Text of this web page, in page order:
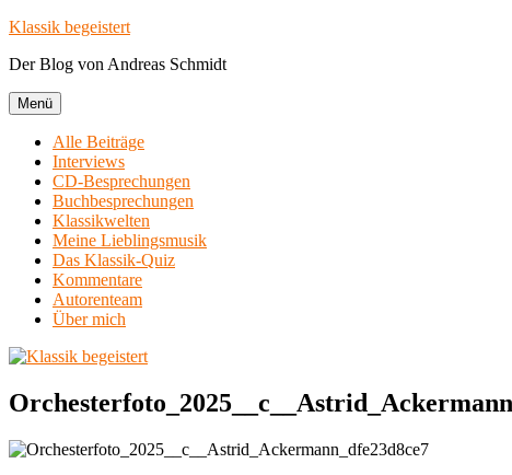
Zum
springen
Klassik begeistert
Der Blog von Andreas Schmidt
Menü
Alle Beiträge
Interviews
CD-Besprechungen
Buchbesprechungen
Klassikwelten
Meine Lieblingsmusik
Das Klassik-Quiz
Kommentare
Autorenteam
Über mich